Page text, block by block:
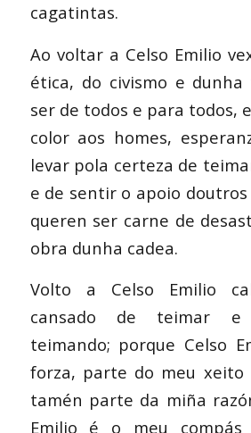
cagatintas.
Ao voltar a Celso Emilio
ética, do civismo e dunha
ser de todos e para todos,
color aos homes,
levar pola certeza de
e de sentir o apoio
queren ser carne de
obra dunha cadea.
Volto a Celso Emilio
cansado de teimar e
teimando; porque Celso
forza, parte do meu xeito
tamén parte da miña
Emilio é o meu